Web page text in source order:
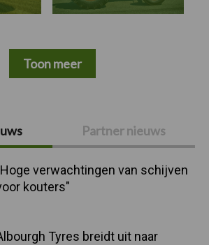
Partner nieuws
verwachtingen van schijven
kouters"
Tyres breidt uit naar
Toon meer